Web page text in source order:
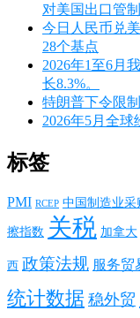
对美国出口管制
今日人民币兑
28个基点
2026年1至6月
长8.3%。
特朗普下令限
2026年5月全
标签
PMI RCEP 中国制造业采
擦指数 关税 加拿大
西 政策法规 服务贸
统计数据 稳外贸